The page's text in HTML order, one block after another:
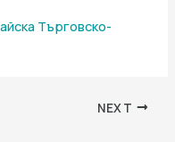
Търговско-
NEXT